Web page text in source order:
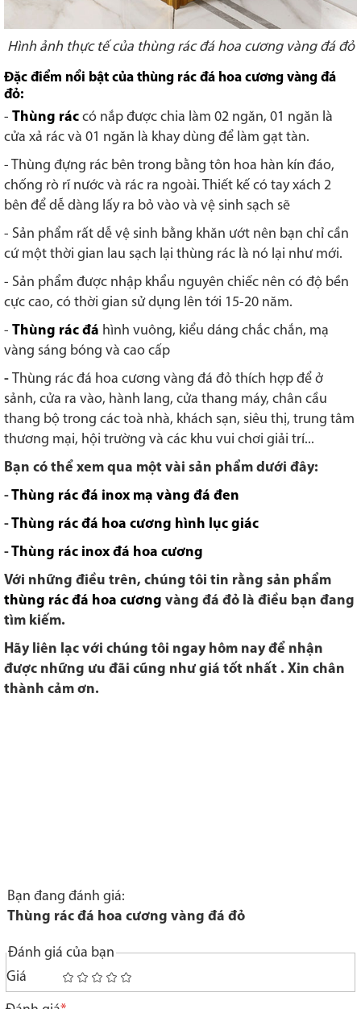
Hình ảnh thực tế của thùng rác đá hoa cương vàng đá đỏ
Đặc điểm nổi bật của thùng rác đá hoa cương vàng đá
đỏ:
- Thùng rác có nắp được chia làm 02 ngăn, 01 ngăn là
cửa xả rác và 01 ngăn là khay dùng để làm gạt tàn.
- Thùng đựng rác bên trong bằng tôn hoa hàn kín đáo,
chống rò rĩ nước và rác ra ngoài. Thiết kế có tay xách 2
bên để dễ dàng lấy ra bỏ vào và vệ sinh sạch sẽ
- Sản phẩm rất dễ vệ sinh bằng khăn ướt nên bạn chỉ cần
cứ một thời gian lau sạch lại thùng rác là nó lại như mới.
- Sản phẩm được nhập khẩu nguyên chiếc nên có độ bền
cực cao, có thời gian sử dụng lên tới 15-20 năm.
- Thùng rác đá hình vuông, kiểu dáng chắc chắn, mạ
vàng sáng bóng và cao cấp
- Thùng rác đá hoa cương vàng đá đỏ thích hợp để ở
sảnh, cửa ra vào, hành lang, cửa thang máy, chân cầu
thang bộ trong các toà nhà, khách sạn, siêu thị, trung tâm
thương mại, hội trường và các khu vui chơi giải trí...
Bạn có thể xem qua một vài sản phẩm dưới đây:
-Thùng rác đá inox mạ vàng đá đen
-Thùng rác đá hoa cương hình lục giác
-Thùng rác inox đá hoa cương
Với những điều trên, chúng tôi tin rằng sản phẩm
thùng rác đá hoa cương vàng đá đỏ là điều bạn đang
tìm kiếm.
Hãy liên lạc với chúng tôi ngay hôm nay để nhận
được những ưu đãi cũng như giá tốt nhất . Xin chân
thành cảm ơn.
Bạn đang đánh giá:
Thùng rác đá hoa cương vàng đá đỏ
Đánh giá của bạn
Giá
1
star
2
stars
3
stars
4
stars
5
stars